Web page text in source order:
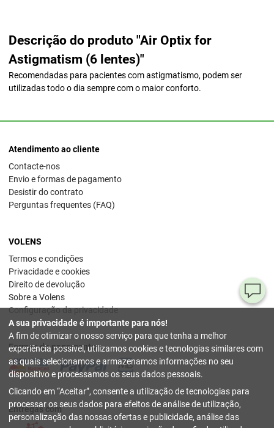
Descrição do produto "Air Optix for
Astigmatism (6 lentes)"
Recomendadas para pacientes com astigmatismo, podem ser
utilizadas todo o dia sempre com o maior conforto.
Atendimento ao cliente
Contacte-nos
Envio e formas de pagamento
Desistir do contrato
Perguntas frequentes (FAQ)
VOLENS
Termos e condições
Privacidade e cookies
Direito de devolução
Sobre a Volens
Configuração da privacidade
Formas de pagamento
Entregas com
A sua privacidade é importante para nós!
A fim de otimizar o nosso serviço para que tenha a melhor
experiência possível, utilizamos cookies e tecnologias similares com
as quais selecionamos e armazenamos informações no seu
dispositivo e processamos os seus dados pessoais.
Clicando em Aceitar , consente a utilização de tecnologias para
processar os seus dados para efeitos de análise de utilização,
personalização das nossas ofertas e publicidade, análise das
ou